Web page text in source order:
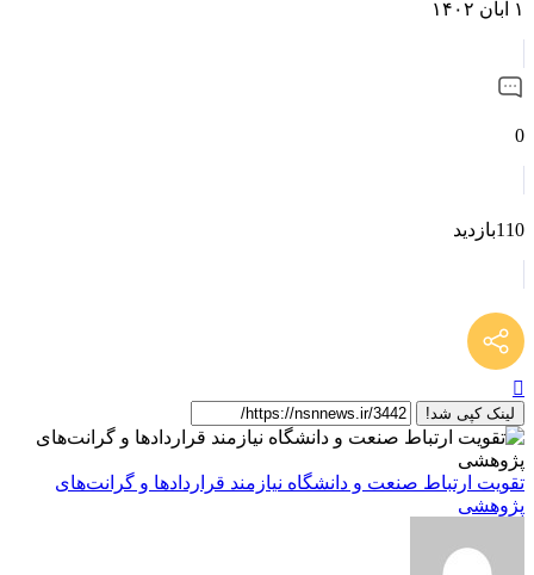
۱ آبان ۱۴۰۲
0
110بازدید
لینک کپی شد!
تقویت ارتباط صنعت و دانشگاه نیازمند قراردادها و گرانت‌های
پژوهشی